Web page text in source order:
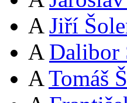
A Jiří
A Dalibor
A Tomáš